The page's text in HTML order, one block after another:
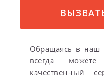
Обращаясь в наш
всегда
качественный